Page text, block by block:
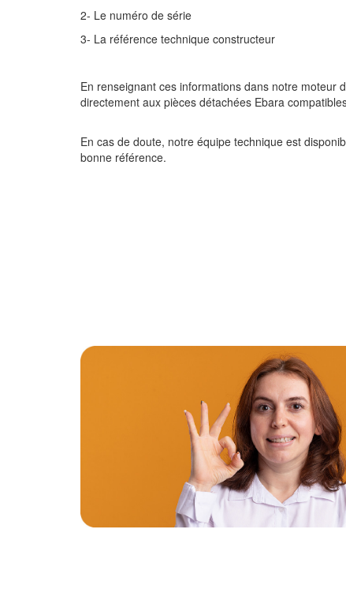
2- Le numéro de série
3- La référence technique constructeur
En renseignant ces informations dans notre moteur
directement aux pièces détachées Ebara
En cas de doute, notre équipe technique est
bonne référence.